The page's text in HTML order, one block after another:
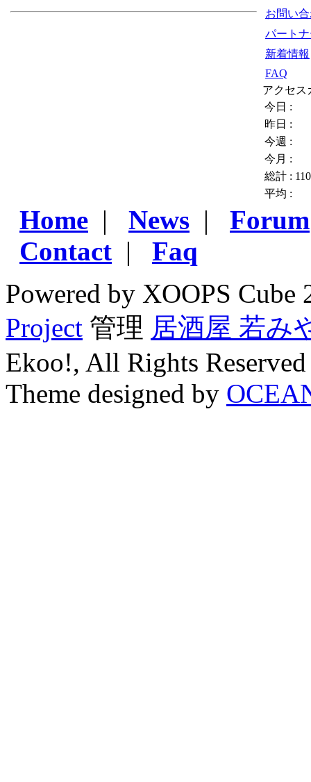
お問い
パート
新着情報
FAQ
アクセス
今日 :
昨日 :
今週 :
今月 :
総計 :
平均 :
Home | News | Forum
Contact | Faq
Powered by XOOPS
Project 管理 居酒屋 若み
Ekoo!, All Rights Reserved
Theme designed by